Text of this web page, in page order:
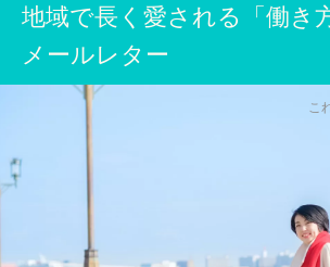
地域で長く愛される「働き
メールレター
こ